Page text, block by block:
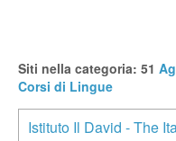
Siti nella categoria: 51
Corsi di Lingue
Istituto Il David - The